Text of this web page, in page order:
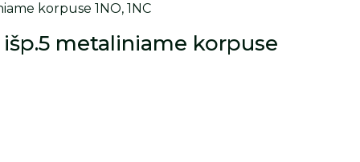
korpuse 1NO, 1NC
metaliniame korpuse